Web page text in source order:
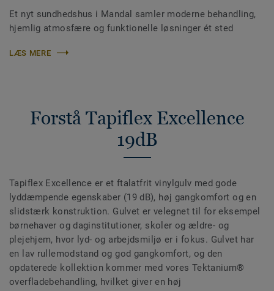
Et nyt sundhedshus i Mandal samler moderne behandling,
hjemlig atmosfære og funktionelle løsninger ét sted
LÆS MERE
Forstå Tapiflex Excellence
19dB
Tapiflex Excellence er et ftalatfrit vinylgulv med gode
lyddæmpende egenskaber (19 dB), høj gangkomfort og en
slidstærk konstruktion. Gulvet er velegnet til for eksempel
børnehaver og daginstitutioner, skoler og ældre- og
plejehjem, hvor lyd- og arbejdsmiljø er i fokus. Gulvet har
en lav rullemodstand og god gangkomfort, og den
opdaterede kollektion kommer med vores Tektanium®
overfladebehandling, hvilket giver en høj